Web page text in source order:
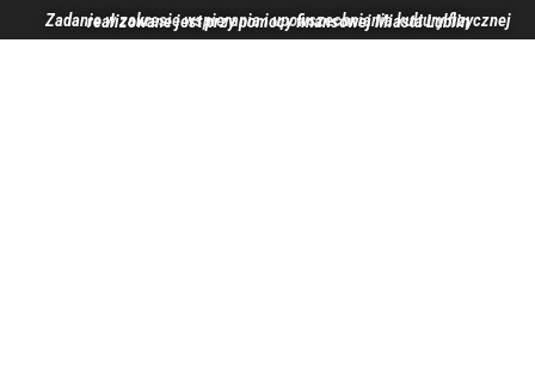
Zadanie w zakresie wspierania i upowszechniania kultury fizycznej realizowane jest przy pomocy finansowej Miasta Lublin